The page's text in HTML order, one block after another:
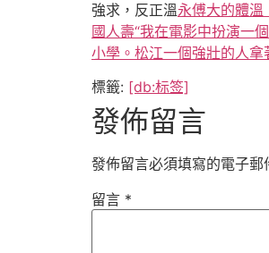
強求，反正溫永傅大的體
國人壽“我在電影中扮演一
小學。松江一個強壯的人
標籤: [db:标签]
發佈留言
發佈留言必須填寫的電子郵
留言 *